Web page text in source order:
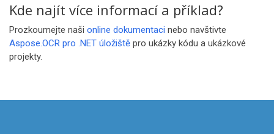
Kde najít více informací a příklad?
Prozkoumejte naši online dokumentaci nebo navštivte
Aspose.OCR pro .NET úložiště pro ukázky kódu a ukázkové
projekty.